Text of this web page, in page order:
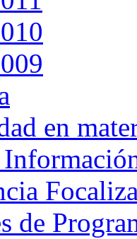
en
de